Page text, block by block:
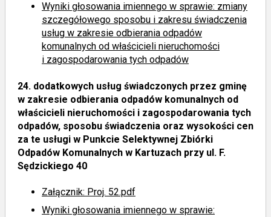
Wyniki głosowania imiennego w sprawie: zmiany
szczegółowego sposobu i zakresu świadczenia
usług w zakresie odbierania odpadów
komunalnych od właścicieli nieruchomości
i zagospodarowania tych odpadów
24. dodatkowych usług świadczonych przez gminę
w zakresie odbierania odpadów komunalnych od
właścicieli nieruchomości i zagospodarowania tych
odpadów, sposobu świadczenia oraz wysokości cen
za te usługi w Punkcie Selektywnej Zbiórki
Odpadów Komunalnych w Kartuzach przy ul. F.
Sędzickiego 40
Załącznik: Proj. 52.pdf
Wyniki głosowania imiennego w sprawie: